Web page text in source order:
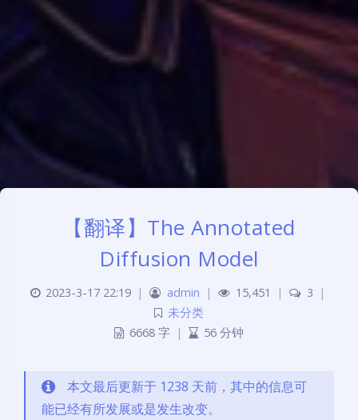
【翻译】The Annotated
Diffusion Model
2023-3-17 22:19 | admin | 15,451 | 3
|
未分类
6668 字 | 56 分钟
本文最后更新于 1238 天前，其中的信息可
能已经有所发展或是发生改变。